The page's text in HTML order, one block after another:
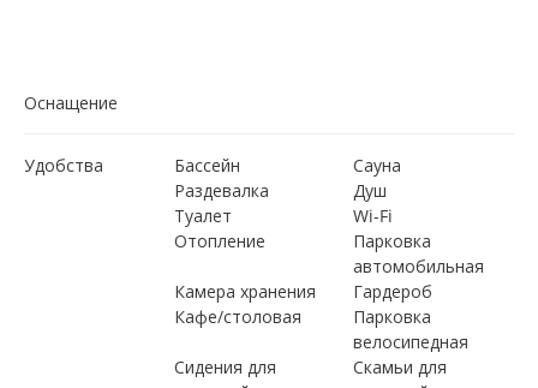
Оснащение
Удобства Бассейн
Сауна
Раздевалка
Душ
Туалет
Wi-Fi
Отопление
Парковка
автомобильная
Камера хранения
Гардероб
Кафе/столовая
Парковка
велосипедная
Сидения для
Скамьи для